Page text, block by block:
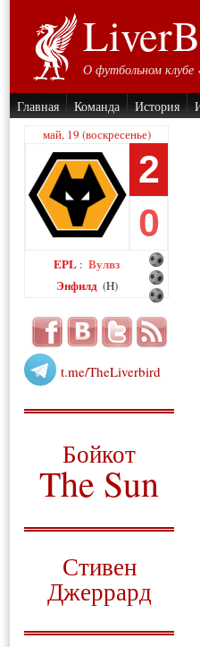
О футбольном клубе
Главная Команда История
май, 19 (воскресенье)
2
0
EPL : Вулвз
Энфилд (H)
t.me/TheLiverbird
Бойкот
The Sun
Стивен
Джеррард